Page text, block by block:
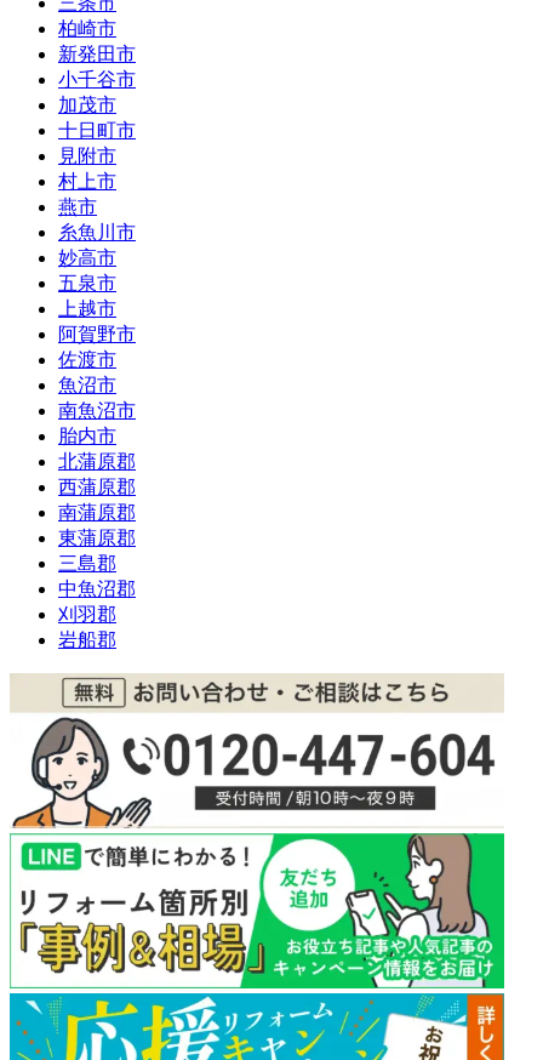
柏崎市
新発田市
小千谷市
加茂市
十日町市
見附市
村上市
燕市
糸魚川市
妙高市
五泉市
上越市
阿賀野市
佐渡市
魚沼市
南魚沼市
胎内市
北蒲原郡
西蒲原郡
南蒲原郡
東蒲原郡
三島郡
中魚沼郡
刈羽郡
岩船郡